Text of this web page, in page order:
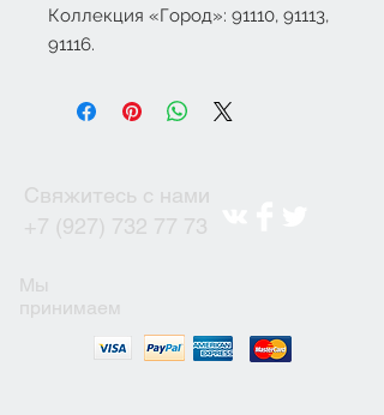
Коллекция «Город»: 91110, 91113,
91116.
Свяжитесь с нами
+7 (927) 732 77 73
Мы
принимаем